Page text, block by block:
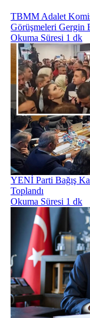
TBMM Adalet
Görüşmeleri Gergin
Okuma Süresi 1 dk
YENİ Parti Bağış
Toplandı
Okuma Süresi 1 dk